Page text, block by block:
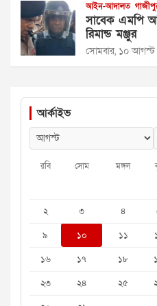
আইন-আদালত
সাবেক এমপি
রিমান্ড মঞ্জুর
সোমবার, ১০
আর্কাইভ
রবি সোম মঙ্গল
২
৩ ৪
৯
১০ ১১
১৬
১৭ ১৮
২৩
২৪ ২৫